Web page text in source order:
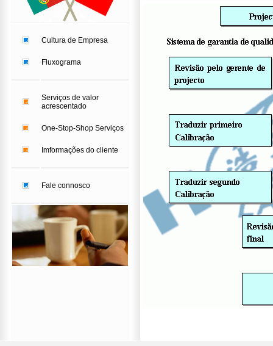
Cultura de Empresa
Fluxograma
Serviços de valor
acrescentado
One-Stop-Shop Serviços
Imformações do cliente
Fale connosco